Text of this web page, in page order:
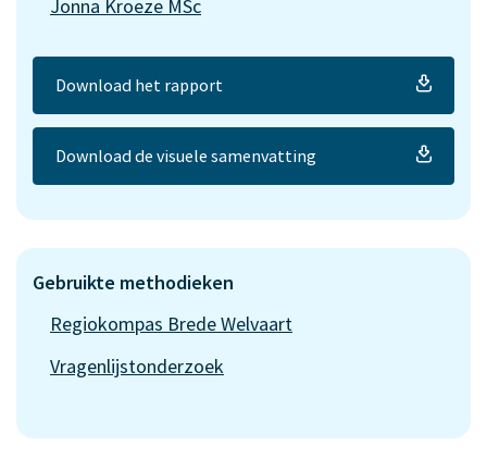
Jonna Kroeze MSc
Download het rapport
Download de visuele samenvatting
Gebruikte methodieken
Regiokompas Brede Welvaart
Vragenlijstonderzoek